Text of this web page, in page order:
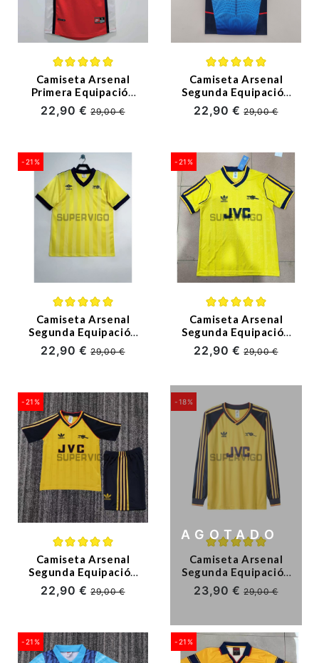
(7)
Camiseta Arsenal
Primera Equipación
Retro 1998/99
22,90 €29,00 €
(4)
Camiseta Arsenal
Segunda Equipación
Retro 2002/04
22,90 €29,00 €
-21%
Camiseta Arsenal
Segunda Equipación
Retro 1983/86
Amarillo
22,90 €29,00 €
-21%
Camiseta Arsenal
Segunda Equipación
Retro 1986/88
22,90 €29,00 €
-21%
Camiseta Arsenal
Segunda Equipación
Retro 1988/90
Amarillo/Negro Niño
22,90 €29,00 €
-18%
Camiseta Arsenal
Segunda Equipación
Retro 1989/91 ML
Amarillo
23,90 €29,00 €
AGOTADO
-21% -21%